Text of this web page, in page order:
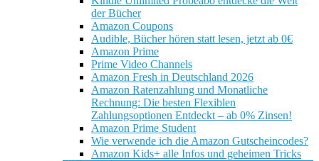
der Bücher
Amazon Coupons
Audible, Bücher hören statt lesen, jetzt ab 0€
Amazon Prime
Prime Video Channels
Amazon Fresh in Deutschland 2026
Amazon Ratenzahlung und Monatliche
Rechnung: Die besten Flexiblen
Zahlungsoptionen Entdeckt – ab 0% Zinsen!
Amazon Prime Student
Wie verwende ich die Amazon Gutscheincodes?
Amazon Kids+ alle Infos und geheimen Tricks